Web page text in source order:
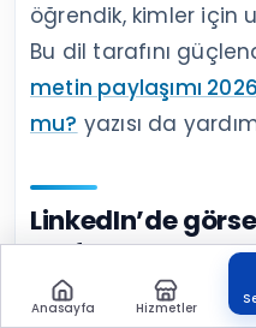
öğrendik, kimler için
Bu dil tarafını
metin paylaşımı
mu? yazısı da
LinkedIn’de
performansı
metnin mi katkı
Anasayfa Hizmetler